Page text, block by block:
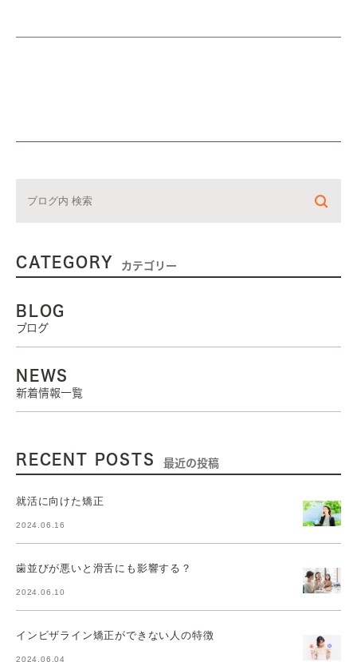
CATEGORY カテゴリー
BLOG
ブログ
NEWS
新着情報一覧
RECENT POSTS 最近の投稿
就活に向けた矯正
2024.06.16
歯並びが悪いと滑舌にも影響する？
2024.06.10
インビザライン矯正ができない人の特徴
2024.06.04